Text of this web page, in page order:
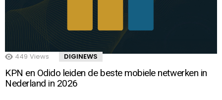
449 Views DIGINEWS
KPN en Odido leiden de beste mobiele netwerken in
Nederland in 2026